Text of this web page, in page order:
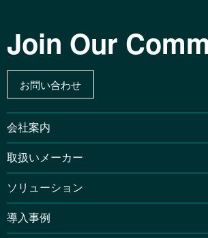
Join Our
お問い合わせ
会社案内
取扱いメーカー
ソリューション
導入事例